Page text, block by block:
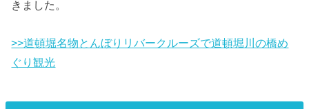
きました。
>>道頓堀名物とんぼりリバークルーズで道頓堀川の橋め
ぐり観光